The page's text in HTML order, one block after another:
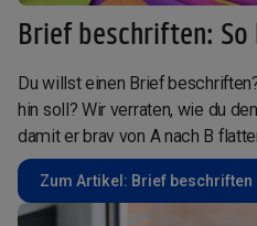
Brief beschriften:
Du willst einen Brief
hin soll? Wir verraten, wie du
damit er brav von A nach B
Zum Artikel: Brief beschriften